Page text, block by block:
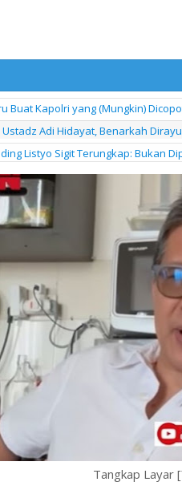
Buat Kapolri yang (Mungkin)
Adi Hidayat, Benarkah
Listyo Sigit Terungkap: Bukan
Tangkap Layar